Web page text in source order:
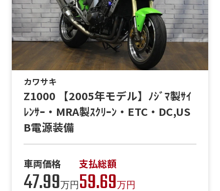
カワサキ
Z1000 【2005年モデル】ﾉｼﾞﾏ製ｻｲ
ﾚﾝｻｰ・MRA製ｽｸﾘｰﾝ・ETC・DC,US
B電源装備
車両価格
47.99万円
支払総額
59.69万円